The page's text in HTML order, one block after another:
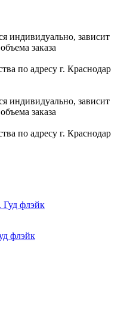
индивидуально, зависит
заказа
по адресу г. Краснодар
индивидуально, зависит
заказа
по адресу г. Краснодар
флэйк